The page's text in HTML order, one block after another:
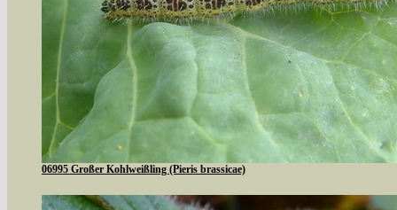
06995 Großer Kohlweißling (Pieris brassicae)